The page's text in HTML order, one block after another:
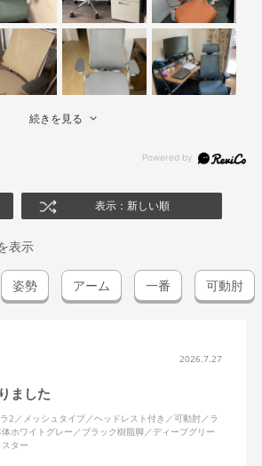
続きを見る
表示：新しい順
表示
姿勢 アーム 一番 可動肘
2026.7.27
ました
2／メッシュタイプ／ヘッドレスト付き／可動肘／ラ
ホワイトグレー／ブラック樹脂脚／ディープグリー
ター